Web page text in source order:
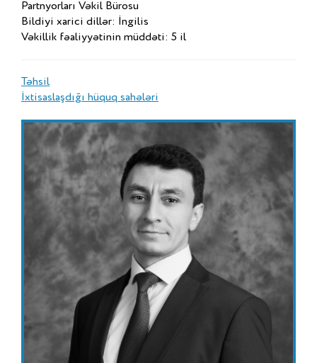
Partnyorları Vəkil Bürosu
Bildiyi xarici dillər: İngilis
Vəkillik fəaliyyətinin müddəti: 5 il
Təhsil
İxtisaslaşdığı hüquq sahələri